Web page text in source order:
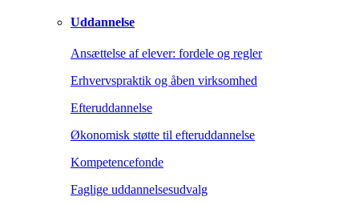
Uddannelse
Ansættelse af elever: fordele og regler
Erhvervspraktik og åben virksomhed
Efteruddannelse
Økonomisk støtte til efteruddannelse
Kompetencefonde
Faglige uddannelsesudvalg